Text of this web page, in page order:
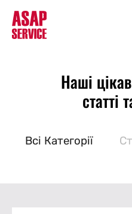
Наші
статті
Bсі Категорії